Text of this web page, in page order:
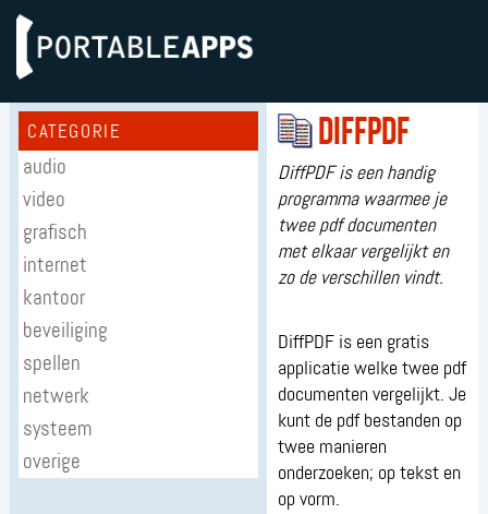
CATEGORIE
audio
video
grafisch
internet
kantoor
beveiliging
spellen
netwerk
systeem
overige
DiffPDF
DiffPDF is een handig
programma waarmee je
twee pdf documenten
met elkaar vergelijkt en
zo de verschillen vindt.
DiffPDF is een gratis
applicatie welke twee pdf
documenten vergelijkt. Je
kunt de pdf bestanden op
twee manieren
onderzoeken; op tekst en
op vorm.